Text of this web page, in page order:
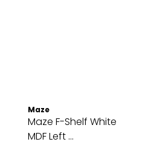
Maze
Maze F-Shelf White
MDF Left ...